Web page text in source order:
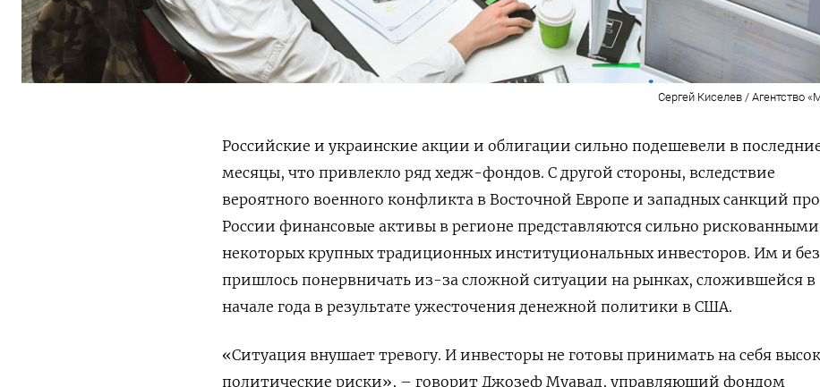
Сергей Киселев / Агентство
Российские и украинские акции и облигации сильно подешевели в
месяцы, что привлекло ряд хедж-фондов. С другой стороны, вследствие
вероятного военного конфликта в Восточной Европе и западных санкций
России финансовые активы в регионе представляются сильно
некоторых крупных традиционных институциональных инвесторов. Им и без
пришлось понервничать из-за сложной ситуации на рынках, сложившейся в
начале года в результате ужесточения денежной политики в США.
«Ситуация внушает тревогу. И инвесторы не готовы принимать на себя
политические риски», – говорит Джозеф Муавад, управляющий фондом